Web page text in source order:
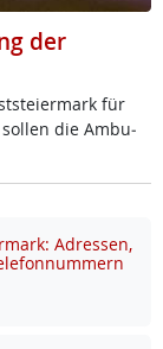
der
für
sol­len die Am­bu­
Adressen,